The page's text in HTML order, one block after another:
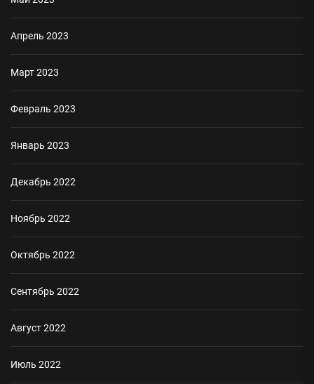
Апрель 2023
Март 2023
Февраль 2023
Январь 2023
Декабрь 2022
Ноябрь 2022
Октябрь 2022
Сентябрь 2022
Август 2022
Июль 2022